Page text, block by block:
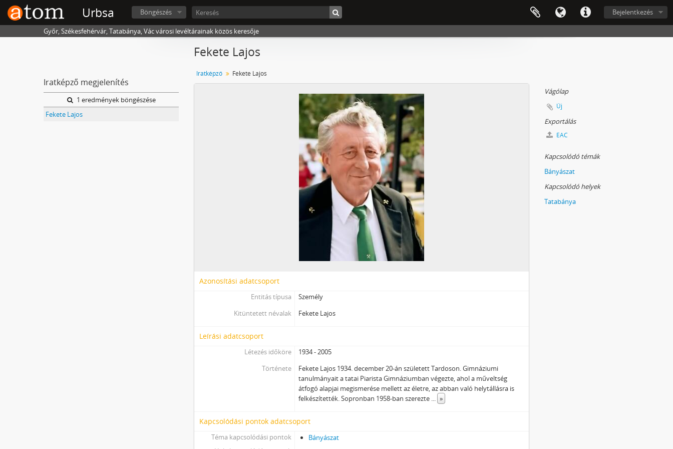
Urbsa Bejelentkezés
Böngészés
Győr, Székesfehérvár, Tatabánya, Vác városi levéltárainak közös keresője
Iratképző megjelenítés
1 eredmények böngészése
Fekete Lajos
Fekete Lajos
Iratképző Fekete Lajos
Azonosítási adatcsoport
Entitás típusa
Személy
Kitüntetett névalak
Fekete Lajos
Leírási adatcsoport
Létezés időköre
1934 - 2005
Története
Fekete Lajos 1934. december 20-án született Tardoson. Gimnáziumi
tanulmányait a tatai Piarista Gimnáziumban végezte, ahol a műveltség
átfogó alapjai megismerése mellett az életre, az abban való helytállásra is
felkészítették. Sopronban 1958-ban szerezte ... »
Kapcsolódási pontok adatcsoport
Téma kapcsolódási pontok
Bányászat
Vágólap
Új
Exportálás
EAC
Kapcsolódó témák
Bányászat
Kapcsolódó helyek
Tatabánya